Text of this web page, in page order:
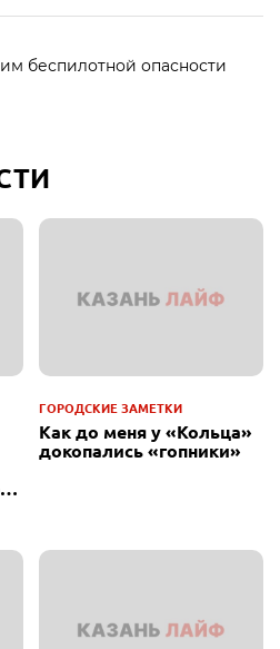
беспилотной опасности
ГОРОДСКИЕ ЗАМЕТКИ
Как до меня у «Кольца»
докопались «гопники»